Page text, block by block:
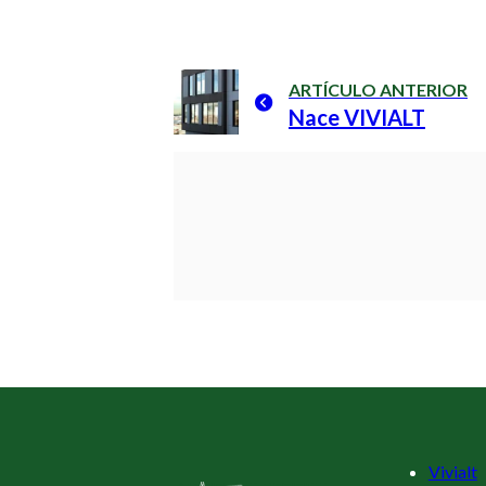
ARTÍCULO ANTERIOR
Nace VIVIALT
Vivialt